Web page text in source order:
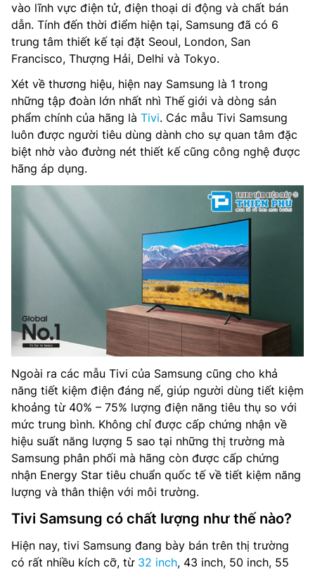
vào lĩnh vực điện tử, điện thoại di động và chất bán
dẫn. Tính đến thời điểm hiện tại, Samsung đã có 6
trung tâm thiết kế tại đặt Seoul, London, San
Francisco, Thượng Hải, Delhi và Tokyo.
Xét về thương hiệu, hiện nay Samsung là 1 trong
những tập đoàn lớn nhất nhì Thế giới và dòng sản
phẩm chính của hãng là Tivi. Các mẫu Tivi Samsung
luôn được người tiêu dùng dành cho sự quan tâm đặc
biệt nhờ vào đường nét thiết kế cũng công nghệ được
hãng áp dụng.
Ngoài ra các mẫu Tivi của Samsung cũng cho khả
năng tiết kiệm điện đáng nể, giúp người dùng tiết kiệm
khoảng từ 40% – 75% lượng điện năng tiêu thụ so với
mức trung bình. Không chỉ được cấp chứng nhận về
hiệu suất năng lượng 5 sao tại những thị trường mà
Samsung phân phối mà hãng còn được cấp chứng
nhận Energy Star tiêu chuẩn quốc tế về tiết kiệm năng
lượng và thân thiện với môi trường.
Tivi Samsung có chất lượng như thế nào?
Hiện nay, tivi Samsung đang bày bán trên thị trường
có rất nhiều kích cỡ, từ 32 inch, 43 inch, 50 inch, 55